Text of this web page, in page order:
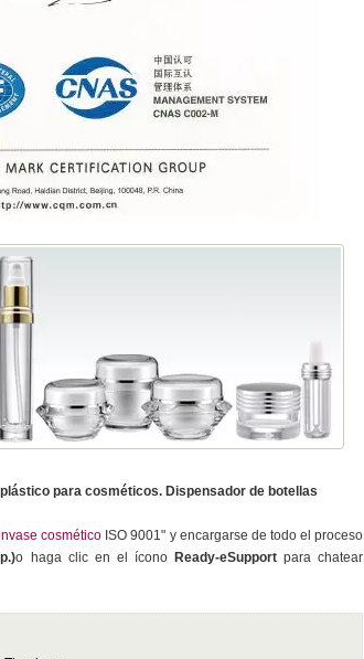
para cosméticos. Dispensador de botellas
cosmético ISO 9001" y encargarse de todo el proceso
o haga clic en el ícono Ready-eSupportpara chatear